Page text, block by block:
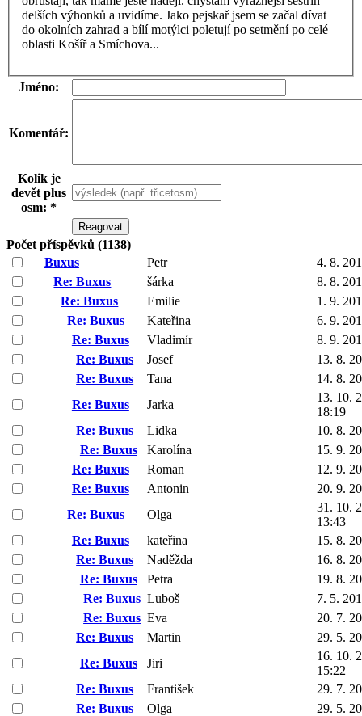
delších výhonků a uvidíme. Jako pejskař jsem se začal dívat
do okolních zahrad a bílí motýlci poletují po setmění po celé
oblasti Košíř a Smíchova...
Jméno:
Komentář:
Kolik je
devět plus
osm: *
Počet příspěvků (1138)
Buxus
Petr
4. 8.
Re: Buxus
šárka
8. 8.
Re: Buxus
Emilie
1. 9.
Re: Buxus
Kateřina
6. 9.
Re: Buxus
Vladimír
8. 9.
Re: Buxus
Josef
13. 8.
Re: Buxus
Tana
14. 8.
Re: Buxus
Jarka
13. 10.
18:19
Re: Buxus
Lidka
10. 8.
Re: Buxus
Karolína
15. 9.
Re: Buxus
Roman
12. 9.
Re: Buxus
Antonin
20. 9.
Re: Buxus
Olga
31. 10.
13:43
Re: Buxus
kateřina
15. 8.
Re: Buxus
Naděžda
16. 8.
Re: Buxus
Petra
19. 8.
Re: Buxus Luboš
7. 5.
Re: Buxus Eva
20. 7.
Re: Buxus
Martin
29. 5.
Re: Buxus
Jiri
16. 10.
15:22
Re: Buxus
František
29. 7.
Re: Buxus
Olga
29. 5.